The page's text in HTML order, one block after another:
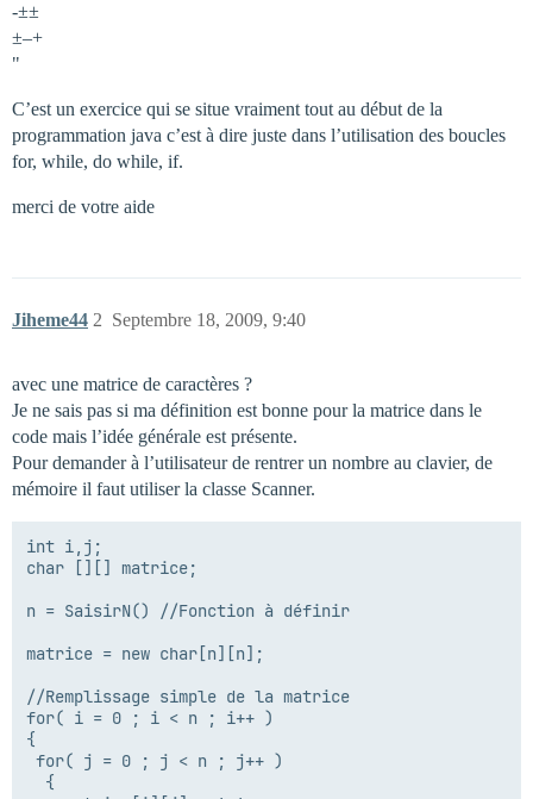
-±±
±–+
"
C’est un exercice qui se situe vraiment tout au début de la
programmation java c’est à dire juste dans l’utilisation des boucles
for, while, do while, if.
merci de votre aide
Jiheme44 Septembre 18, 2009, 9:40
2
avec une matrice de caractères ?
Je ne sais pas si ma définition est bonne pour la matrice dans le
code mais l’idée générale est présente.
Pour demander à l’utilisateur de rentrer un nombre au clavier, de
mémoire il faut utiliser la classe Scanner.
int i,j;
char [][] matrice;
n = SaisirN() //Fonction à définir
matrice = new char[n][n];
//Remplissage simple de la matrice
for( i = 0 ; i < n ; i++ )
{
for( j = 0 ; j < n ; j++ )
  {